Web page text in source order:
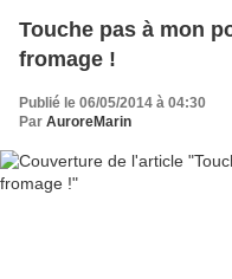
Touche pas à mon
fromage !
Publié le 06/05/2014 à 04:30
Par AuroreMarin